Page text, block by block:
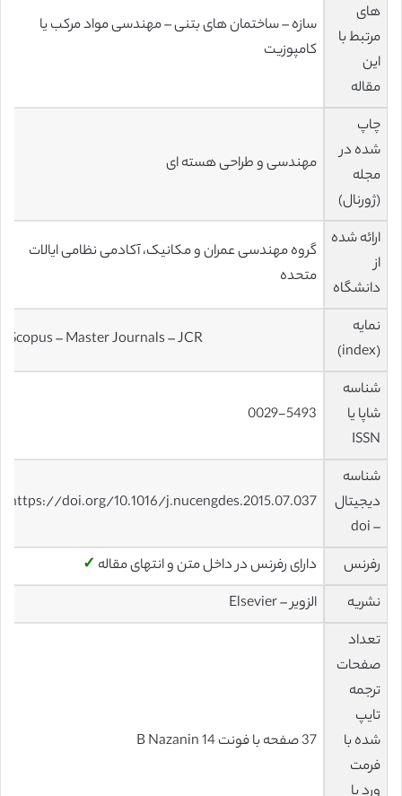
های
مرتبط با
این
مقاله
سازه – ساختمان های بتنی – مهندسی مواد مرکب یا
کامپوزیت
چاپ
شده در
مجله
(ژورنال)
مهندسی و طراحی هسته ای
ارائه شده
از
دانشگاه
گروه مهندسی عمران و مکانیک، آکادمی نظامی ایالات
متحده
نمایه
(index)
Scopus – Master Journals – JCR
شناسه
شاپا یا
ISSN
0029-5493
شناسه
دیجیتال
– doi
https://doi.org/10.1016/j.nucengdes.2015.07.037
رفرنس دارای رفرنس در داخل متن و انتهای مقاله ✓
نشریه
الزویر – Elsevier
تعداد
صفحات
ترجمه
تایپ
شده با
فرمت
ورد با
37 صفحه با فونت 14 B Nazanin